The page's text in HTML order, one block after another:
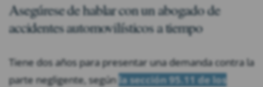
Asegúrese de hablar con un abogado de
accidentes automovilísticos a tiempo
Tiene dos años para presentar una demanda contra la
parte negligente, según la sección 95.11 de los